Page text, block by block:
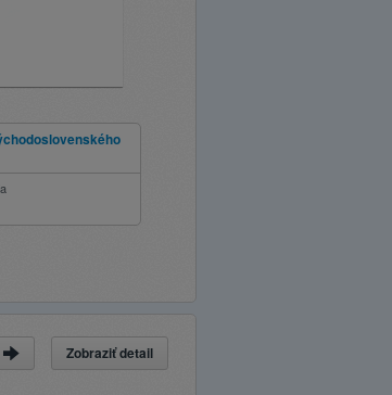
Zobraziť detail